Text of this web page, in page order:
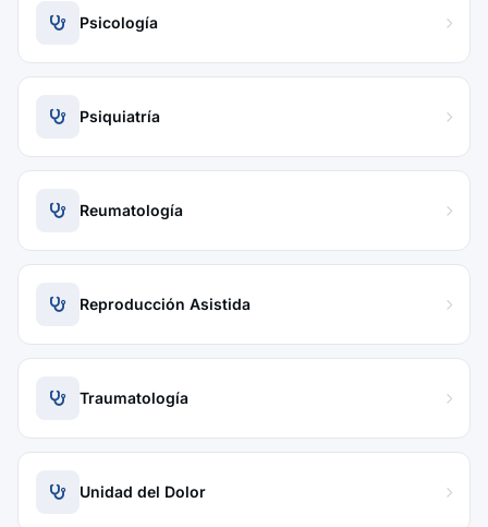
Psicología
Psiquiatría
Reumatología
Reproducción Asistida
Traumatología
Unidad del Dolor